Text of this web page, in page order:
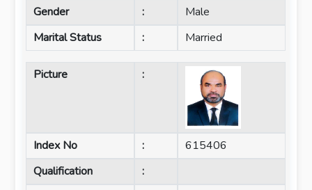
Gender
:
Male
Marital Status
: Married
Picture :
Index No :
615406
Qualification
: